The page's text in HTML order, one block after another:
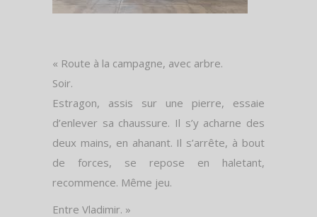
« Route à la campagne, avec arbre.
Soir.
Estragon, assis sur une pierre, essaie
d’enlever sa chaussure. Il s’y acharne des
deux mains, en ahanant. Il s’arrête, à bout
de forces, se repose en haletant,
recommence. Même jeu.
Entre Vladimir. »